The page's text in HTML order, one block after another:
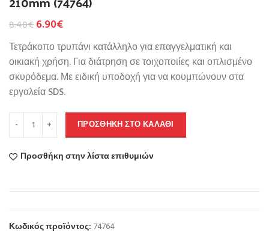
8.40€6.90€
Τετράκοπο τρυπάνι κατάλληλο για επαγγελματική και
οικιακή χρήση. Για διάτρηση σε τοιχοποιίες και οπλισμένο
σκυρόδεμα. Με ειδική υποδοχή για να κουμπώνουν στα
εργαλεία SDS.
ΠΡΟΣΘΉΚΗ ΣΤΟ ΚΑΛΆΘΙ
Προσθήκη στην λίστα επιθυμιών
Κωδικός προϊόντος: 74764